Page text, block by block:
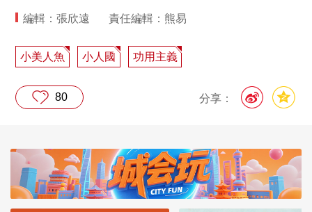
編輯：張欣遠 責任編輯：熊易
小美人魚 小人國 功用主義
分享：
80